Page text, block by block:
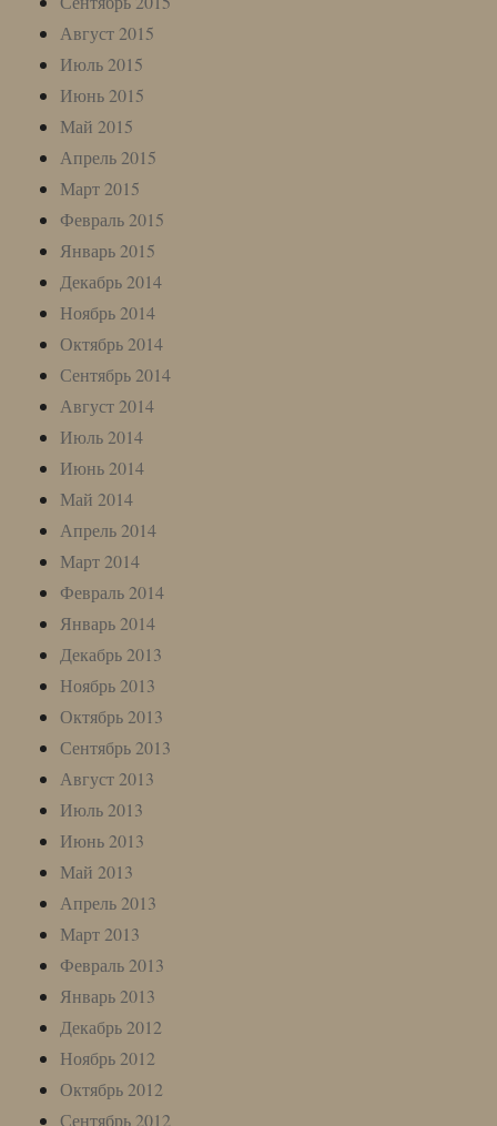
Август 2015
Июль 2015
Июнь 2015
Май 2015
Апрель 2015
Март 2015
Февраль 2015
Январь 2015
Декабрь 2014
Ноябрь 2014
Октябрь 2014
Сентябрь 2014
Август 2014
Июль 2014
Июнь 2014
Май 2014
Апрель 2014
Март 2014
Февраль 2014
Январь 2014
Декабрь 2013
Ноябрь 2013
Октябрь 2013
Сентябрь 2013
Август 2013
Июль 2013
Июнь 2013
Май 2013
Апрель 2013
Март 2013
Февраль 2013
Январь 2013
Декабрь 2012
Ноябрь 2012
Октябрь 2012
Сентябрь 2012